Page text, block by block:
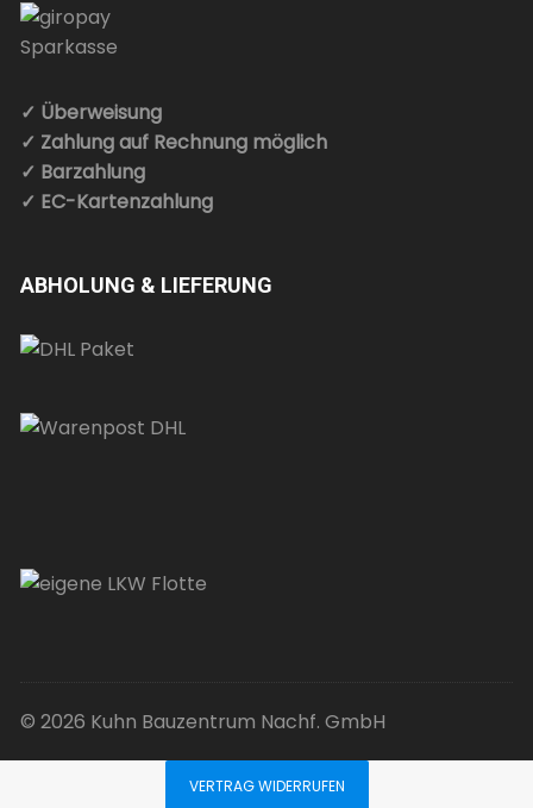
✓ Überweisung
✓ Zahlung auf Rechnung möglich
✓ Barzahlung
✓ EC-Kartenzahlung
ABHOLUNG & LIEFERUNG
© 2026 Kuhn Bauzentrum Nachf. GmbH
VERTRAG WIDERRUFEN